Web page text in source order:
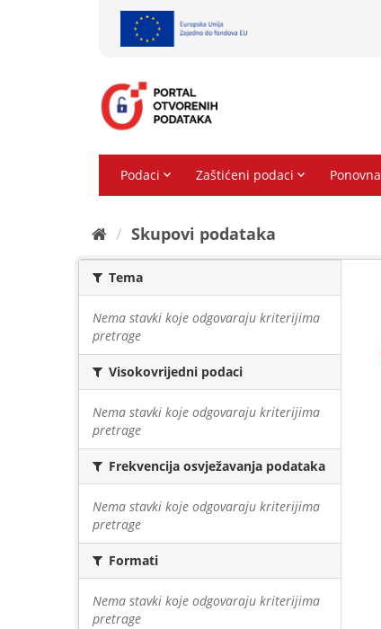
Skupovi podаtаkа
Tema
Nema stavki koje odgovaraju kriterijima
pretrage
Visokovrijedni podaci
Nema stavki koje odgovaraju kriterijima
pretrage
Frekvencija osvježavanja podataka
Nema stavki koje odgovaraju kriterijima
pretrage
Formati
Nema stavki koje odgovaraju kriterijima
pretrage